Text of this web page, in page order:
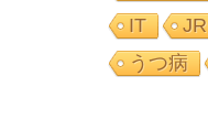
IT
JR
うつ病